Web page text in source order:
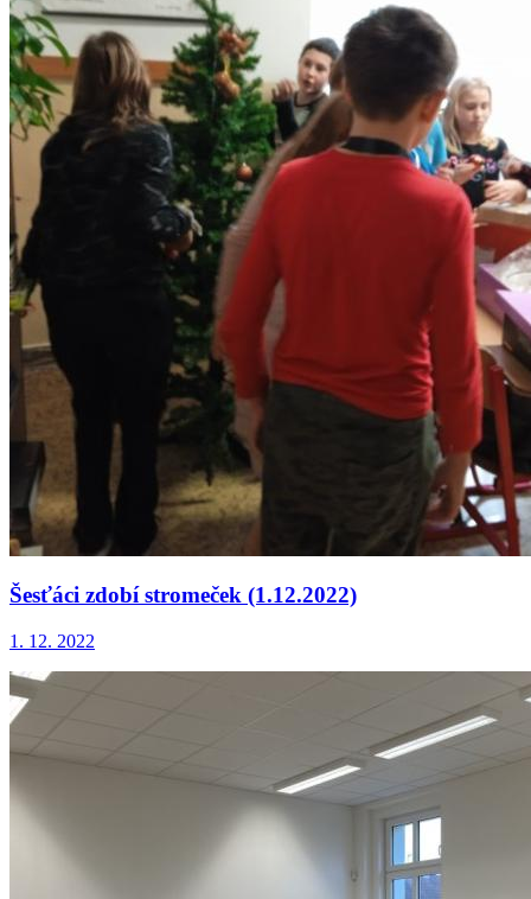
Šesťáci zdobí stromeček (1.12.2022)
1. 12. 2022